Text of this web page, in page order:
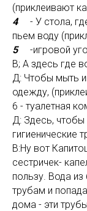
(приклеивают
4 - У стола,
пьем воду
5 -игровой
В; А здесь где
Д: Чтобы мыть
одежду,
6 - туалетная
Д: Здесь, чтобы
гигиенические
В:Ну вот
сестричек-
пользу. Вода
трубам и
дома - эти